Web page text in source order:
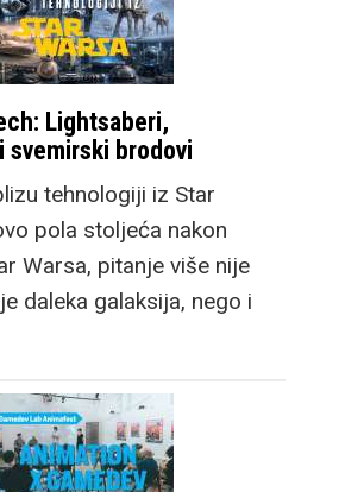
Lightsaberi,
svemirski brodovi
tehnologiji iz Star
pola stoljeća nakon
Warsa, pitanje više nije
daleka galaksija, nego i